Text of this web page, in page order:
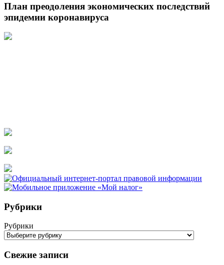
План преодоления экономических последствий
эпидемии коронавируса
Рубрики
Рубрики
Свежие записи